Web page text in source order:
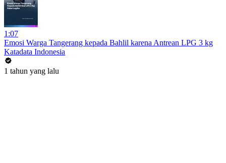
1:07
Emosi Warga Tangerang kepada Bahlil karena Antrean LPG 3 kg
Katadata Indonesia
1 tahun yang lalu